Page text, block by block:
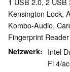
Kensington Lock,
Kombo-Audio,
Fingerprint Reader
Netzwerk
Intel
Fi 4/